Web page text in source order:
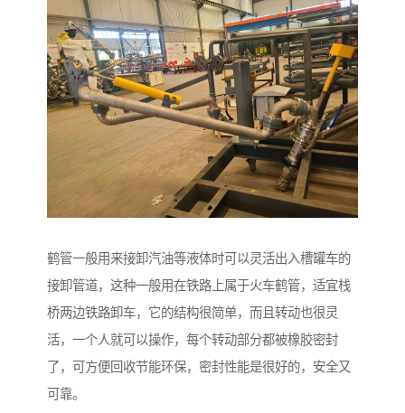
鹤管一般用来接卸汽油等液体时可以灵活出入槽罐车的
接卸管道，这种一般用在铁路上属于火车鹤管，适宜栈
桥两边铁路卸车，它的结构很简单，而且转动也很灵
活，一个人就可以操作，每个转动部分都被橡胶密封
了，可方便回收节能环保，密封性能是很好的，安全又
可靠。